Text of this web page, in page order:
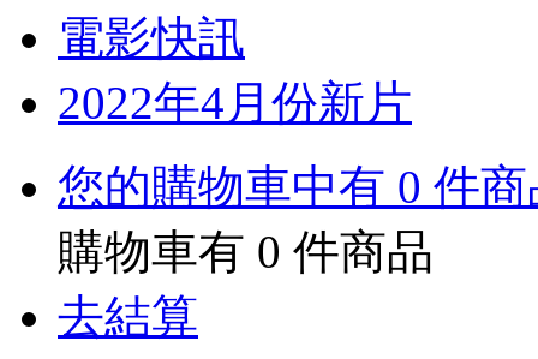
電影快訊
2022年4月份新片
您的購物車中有 0 件
購物車有 0 件商品
去結算